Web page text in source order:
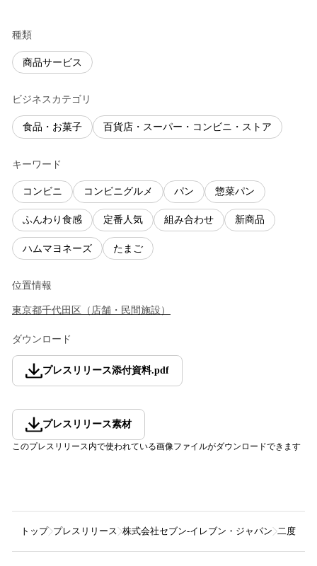
種類
商品サービス
ビジネスカテゴリ
食品・お菓子 百貨店・スーパー・コンビニ・ストア
キーワード
コンビニ コンビニグルメ パン 惣菜パン
ふんわり食感 定番人気 組み合わせ 新商品
ハムマヨネーズ たまご
位置情報
東京都千代田区 （ 店舗・民間施設 ）
ダウンロード
プレスリリース添付資料.pdf
プレスリリース素材
このプレスリリース内で使われている画像ファイルがダウンロードできます
トップ プレスリリース 株式会社セブン‐イレブン・ジャパン 二度おい